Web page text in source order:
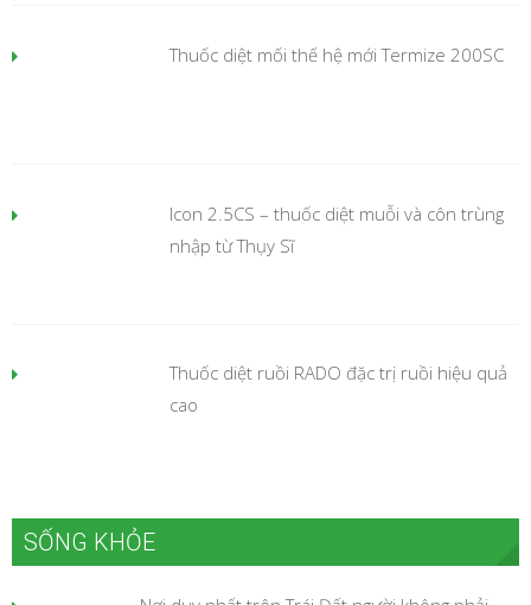
Thuốc diệt mối thế hệ mới Termize 200SC
Icon 2.5CS – thuốc diệt muỗi và côn trùng
nhập từ Thụy Sĩ
Thuốc diệt ruồi RADO đặc trị ruồi hiệu quả
cao
SỐNG KHỎE